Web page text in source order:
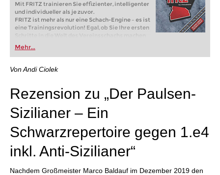
Mit FRITZ trainieren Sie effizienter, intelligenter
und individueller als je zuvor.
FRITZ ist mehr als nur eine Schach-Engine – es ist
eine Trainingsrevolution! Egal, ob Sie Ihre ersten
Schritte in die Welt des Vereinsschachs machen
oder bereits auf Turnierniveau spielen: Mit
FRITZ trainieren Sie effizienter, intelligenter und
individueller als je zuvor.
Mehr...
Von Andi Ciolek
Rezension zu „Der Paulsen-
Sizilianer – Ein
Schwarzrepertoire gegen 1.e4
inkl. Anti-Sizilianer“
Nachdem Großmeister Marco Baldauf im Dezember 2019 den